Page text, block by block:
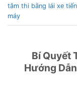
tâm thi bằng lái xe
máy
Bí Quyết
Hướng